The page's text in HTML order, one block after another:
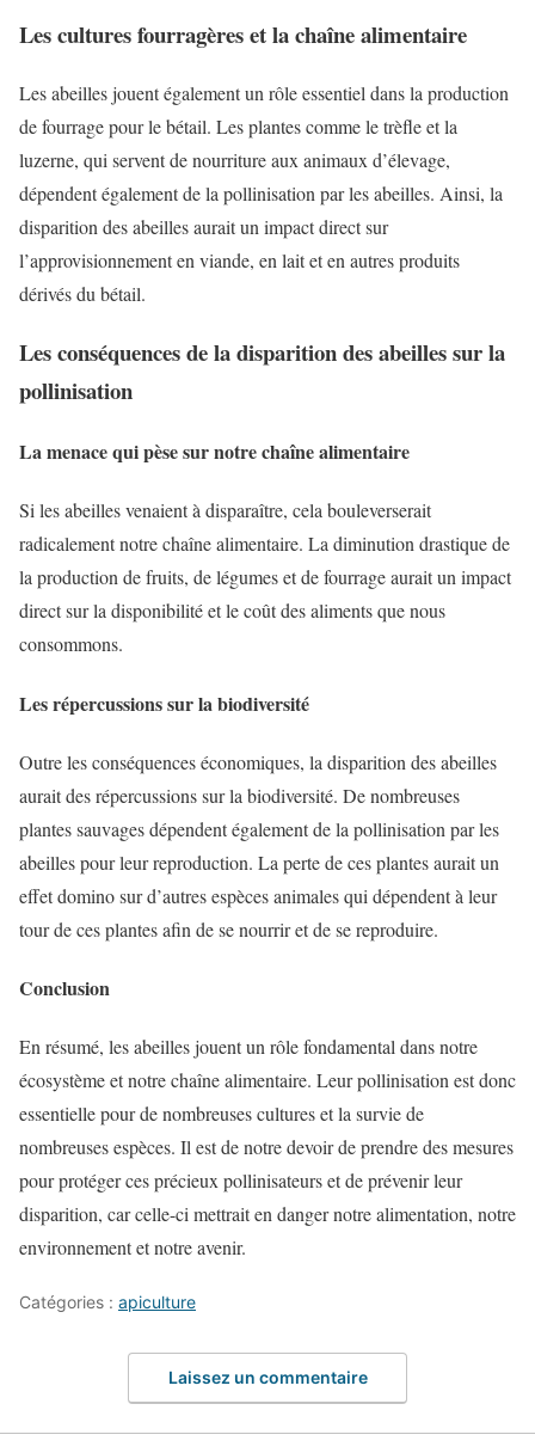
Les cultures fourragères et la chaîne alimentaire
Les abeilles jouent également un rôle essentiel dans la production
de fourrage pour le bétail. Les plantes comme le trèfle et la
luzerne, qui servent de nourriture aux animaux d’élevage,
dépendent également de la pollinisation par les abeilles. Ainsi, la
disparition des abeilles aurait un impact direct sur
l’approvisionnement en viande, en lait et en autres produits
dérivés du bétail.
Les conséquences de la disparition des abeilles sur la
pollinisation
La menace qui pèse sur notre chaîne alimentaire
Si les abeilles venaient à disparaître, cela bouleverserait
radicalement notre chaîne alimentaire. La diminution drastique de
la production de fruits, de légumes et de fourrage aurait un impact
direct sur la disponibilité et le coût des aliments que nous
consommons.
Les répercussions sur la biodiversité
Outre les conséquences économiques, la disparition des abeilles
aurait des répercussions sur la biodiversité. De nombreuses
plantes sauvages dépendent également de la pollinisation par les
abeilles pour leur reproduction. La perte de ces plantes aurait un
effet domino sur d’autres espèces animales qui dépendent à leur
tour de ces plantes afin de se nourrir et de se reproduire.
Conclusion
En résumé, les abeilles jouent un rôle fondamental dans notre
écosystème et notre chaîne alimentaire. Leur pollinisation est donc
essentielle pour de nombreuses cultures et la survie de
nombreuses espèces. Il est de notre devoir de prendre des mesures
pour protéger ces précieux pollinisateurs et de prévenir leur
disparition, car celle-ci mettrait en danger notre alimentation, notre
environnement et notre avenir.
Catégories : apiculture
Laissez un commentaire